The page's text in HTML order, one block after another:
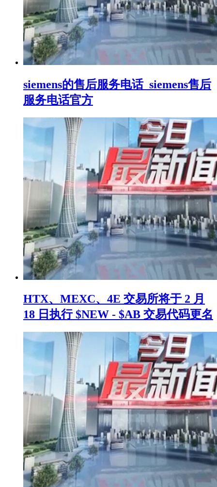
siemens的售后服务电话_siemens售后
服务电话官方
HTX、MEXC、4E 交易所将于 2 月
18 日执行 $NEW - $AB 交易代码更名